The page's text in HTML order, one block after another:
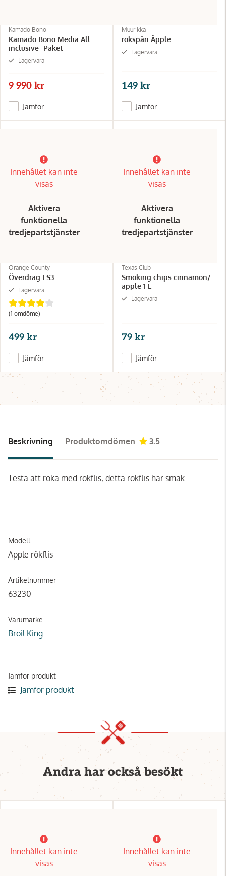
Kamado Bono
Kamado Bono Media All
inclusive- Paket
Lagervara
9 990 kr
Jämför
Muurikka
rökspån Äpple
Lagervara
149 kr
Jämför
Innehållet kan inte
visas
Aktivera
funktionella
tredjepartstjänster
Orange County
Överdrag ES3
Lagervara
(1 omdöme)
499 kr
Jämför
Innehållet kan inte
visas
Aktivera
funktionella
tredjepartstjänster
Texas Club
Smoking chips cinnamon/
apple 1 L
Lagervara
79 kr
Jämför
Beskrivning Produktomdömen 3.5
Testa att röka med rökflis, detta rökflis har smak
Modell
Äpple rökflis
Artikelnummer
63230
Varumärke
Broil King
Jämför produkt
Jämför produkt
Andra har också besökt
Innehållet kan inte
visas
Innehållet kan inte
visas